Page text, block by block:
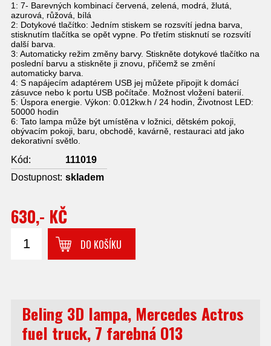
1: 7- Barevných kombinací červená, zelená, modrá, žlutá,
azurová, růžová, bílá
2: Dotykové tlačítko: Jedním stiskem se rozsvítí jedna barva,
stisknutím tlačítka se opět vypne. Po třetím stisknutí se rozsvítí
další barva.
3: Automaticky režim změny barvy. Stiskněte dotykové tlačítko na
poslední barvu a stiskněte ji znovu, přičemž se změní
automaticky barva.
4: S napájecím adaptérem USB jej můžete připojit k domácí
zásuvce nebo k portu USB počítače. Možnost vložení baterií.
5: Úspora energie. Výkon: 0.012kw.h / 24 hodin, Životnost LED:
50000 hodin
6: Tato lampa může být umístěna v ložnici, dětském pokoji,
obývacím pokoji, baru, obchodě, kavárně, restauraci atd jako
dekorativní světlo.
Kód:
111019
Dostupnost: skladem
630,- KČ
DO KOŠÍKU
Beling 3D lampa, Mercedes Actros
fuel truck, 7 farebná O13